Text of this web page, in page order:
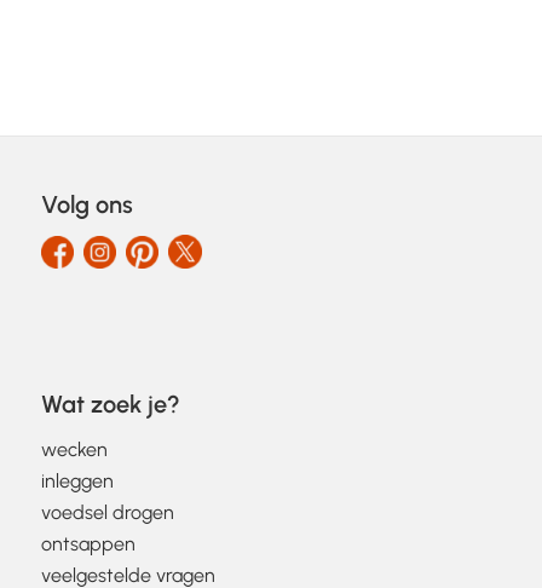
Volg ons
Wat zoek je?
wecken
inleggen
voedsel drogen
ontsappen
veelgestelde vragen